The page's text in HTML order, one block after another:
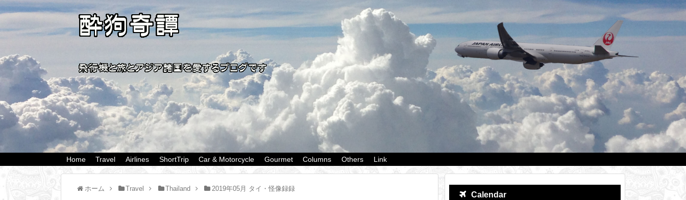
Home Travel Airlines ShortTrip Car & Motorcycle Gourmet Columns Others Link
ホーム Travel Thailand 2019年05月 タイ・怪像録録
Calendar